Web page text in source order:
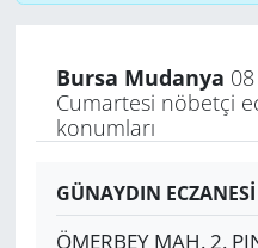
Bursa Mudanya
Cumartesi nöbetçi
konumları
GÜNAYDIN ECZANESİ
ÖMERBEY MAH. 2.
SPOR